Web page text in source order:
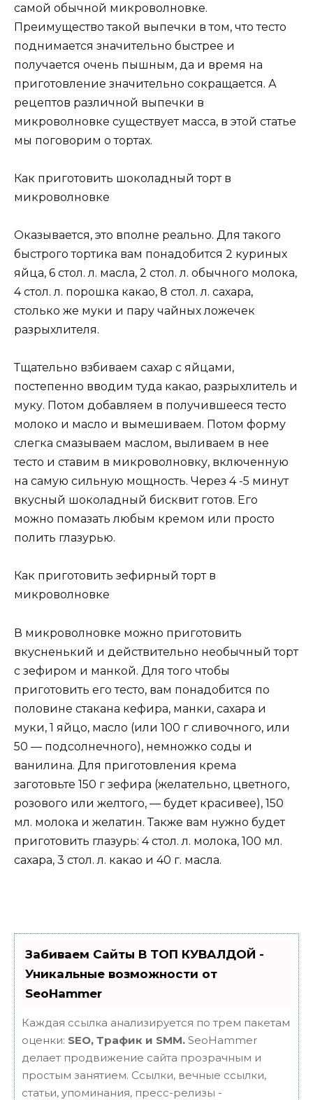
самой обычной микроволновке.
Преимущество такой выпечки в том, что тесто
поднимается значительно быстрее и
получается очень пышным, да и время на
приготовление значительно сокращается. А
рецептов различной выпечки в
микроволновке существует масса, в этой статье
мы поговорим о тортах.
Как приготовить шоколадный торт в
микроволновке
Оказывается, это вполне реально. Для такого
быстрого тортика вам понадобится 2 куриных
яйца, 6 стол. л. масла, 2 стол. л. обычного молока,
4 стол. л. порошка какао, 8 стол. л. сахара,
столько же муки и пару чайных ложечек
разрыхлителя.
Тщательно взбиваем сахар с яйцами,
постепенно вводим туда какао, разрыхлитель и
муку. Потом добавляем в получившееся тесто
молоко и масло и вымешиваем. Потом форму
слегка смазываем маслом, выливаем в нее
тесто и ставим в микроволновку, включенную
на самую сильную мощность. Через 4 -5 минут
вкусный шоколадный бисквит готов. Его
можно помазать любым кремом или просто
полить глазурью.
Как приготовить зефирный торт в
микроволновке
В микроволновке можно приготовить
вкусненький и действительно необычный торт
с зефиром и манкой. Для того чтобы
приготовить его тесто, вам понадобится по
половине стакана кефира, манки, сахара и
муки, 1 яйцо, масло (или 100 г сливочного, или
50 — подсолнечного), немножко соды и
ванилина. Для приготовления крема
заготовьте 150 г зефира (желательно, цветного,
розового или желтого, — будет красивее), 150
мл. молока и желатин. Также вам нужно будет
приготовить глазурь: 4 стол. л. молока, 100 мл.
сахара, 3 стол. л. какао и 40 г. масла.
Забиваем Сайты В ТОП КУВАЛДОЙ -
Уникальные возможности от
SeoHammer
Каждая ссылка анализируется по трем пакетам
оценки: SEO, Трафик и SMM. SeoHammer
делает продвижение сайта прозрачным и
простым занятием. Ссылки, вечные ссылки,
статьи, упоминания, пресс-релизы -